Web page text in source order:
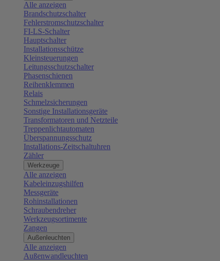
Alle anzeigen
Brandschutzschalter
Fehlerstromschutzschalter
FI-LS-Schalter
Hauptschalter
Installationsschütze
Kleinsteuerungen
Leitungsschutzschalter
Phasenschienen
Reihenklemmen
Relais
Schmelzsicherungen
Sonstige Installationsgeräte
Transformatoren und Netzteile
Treppenlichtautomaten
Überspannungsschutz
Installations-Zeitschaltuhren
Zähler
Werkzeuge
Alle anzeigen
Kabeleinzugshilfen
Messgeräte
Rohinstallationen
Schraubendreher
Werkzeugsortimente
Zangen
Außenleuchten
Alle anzeigen
Außenwandleuchten